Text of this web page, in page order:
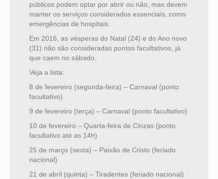
públicos podem optar por abrir ou não, mas devem
manter os serviços considerados essenciais, como
emergências de hospitais.
Em 2016, as vésperas do Natal (24) e do Ano novo
(31) não são consideradas pontos facultativos, já
que caem no sábado.
Veja a lista:
8 de fevereiro (segunda-feira) – Carnaval (ponto
facultativo)
9 de fevereiro (terça) – Carnaval (ponto facultativo)
10 de fevereiro – Quarta-feira de Cinzas (ponto
facultativo até as 14h)
25 de março (sexta) – Paixão de Cristo (feriado
nacional)
21 de abril (quinta) – Tiradentes (feriado nacional)